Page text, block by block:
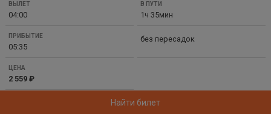
04:00 1ч 35мин
05:35
без пересадок
2 559 ₽
Найти билет